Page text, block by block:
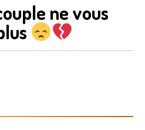
ne vous